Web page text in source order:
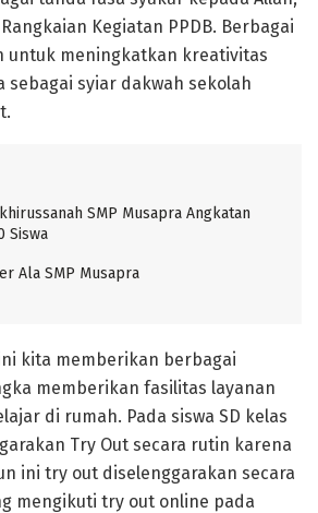
Kegiatan PPDB. Berbagai
untuk meningkatkan kreativitas
sebagai syiar dakwah sekolah
SMP Musapra Angkatan
Siswa
Ala SMP Musapra
kita memberikan berbagai
memberikan fasilitas layanan
di rumah. Pada siswa SD kelas
Try Out secara rutin karena
ini try out diselenggarakan secara
mengikuti try out online pada